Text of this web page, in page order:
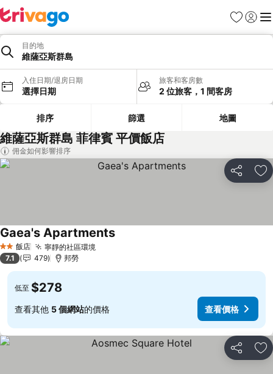
我的最愛
登入 選
目的地
維薩亞斯群島
入住日期/退房日期
選擇日期
旅客和客房數
2 位旅客，1 間客房
排序 篩選 地圖
維薩亞斯群島 菲律賓 平價飯店
佣金如何影響排序
分享 加
2 星級飯店 寧靜的社區環境查看價格
Gaea's Apartments查看價格
7.1 479 邦勞
低至 $278
查看其他 5 個網站的價格 查看價格
分享 加